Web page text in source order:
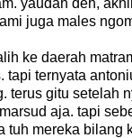
juga males
ke daerah
tapi ternyata
terus gitu setelah
aja. tapi
tuh mereka bilang